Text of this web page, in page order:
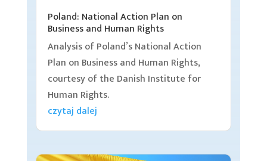
Poland: National Action Plan on
Business and Human Rights
Analysis of Poland’s National Action
Plan on Business and Human Rights,
courtesy of the Danish Institute for
Human Rights.
czytaj dalej